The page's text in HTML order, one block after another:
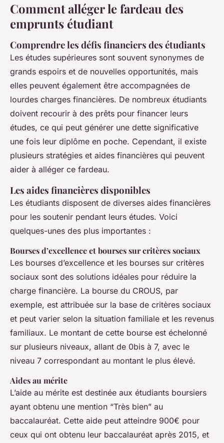
Comment alléger le fardeau
des emprunts étudiant
Juliette•8 février 2025•5 min de lecture
Comment alléger le fardeau des
emprunts étudiant
Comprendre les défis financiers des étudiants
Les études supérieures sont souvent synonymes de
grands espoirs et de nouvelles opportunités, mais
elles peuvent également être accompagnées de
lourdes charges financières. De nombreux étudiants
doivent recourir à des prêts pour financer leurs
études, ce qui peut générer une dette significative
une fois leur diplôme en poche. Cependant, il existe
plusieurs stratégies et aides financières qui peuvent
aider à alléger ce fardeau.
Les aides financières disponibles
Les étudiants disposent de diverses aides financières
pour les soutenir pendant leurs études. Voici
quelques-unes des plus importantes :
Bourses d’excellence et bourses sur critères sociaux
Les bourses d’excellence et les bourses sur critères
sociaux sont des solutions idéales pour réduire la
charge financière. La bourse du CROUS, par
exemple, est attribuée sur la base de critères sociaux
et peut varier selon la situation familiale et les revenus
familiaux. Le montant de cette bourse est échelonné
sur plusieurs niveaux, allant de 0bis à 7, avec le
niveau 7 correspondant au montant le plus élevé.
Aides au mérite
L’aide au mérite est destinée aux étudiants boursiers
ayant obtenu une mention “Très bien” au
baccalauréat. Cette aide peut atteindre 900€ pour
ceux qui ont obtenu leur baccalauréat après 2015, et